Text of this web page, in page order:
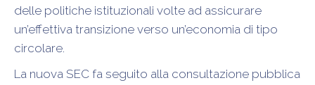
delle politiche istituzionali volte ad assicurare
un’effettiva transizione verso un’economia di tipo
circolare.
La nuova SEC fa seguito alla consultazione pubblica